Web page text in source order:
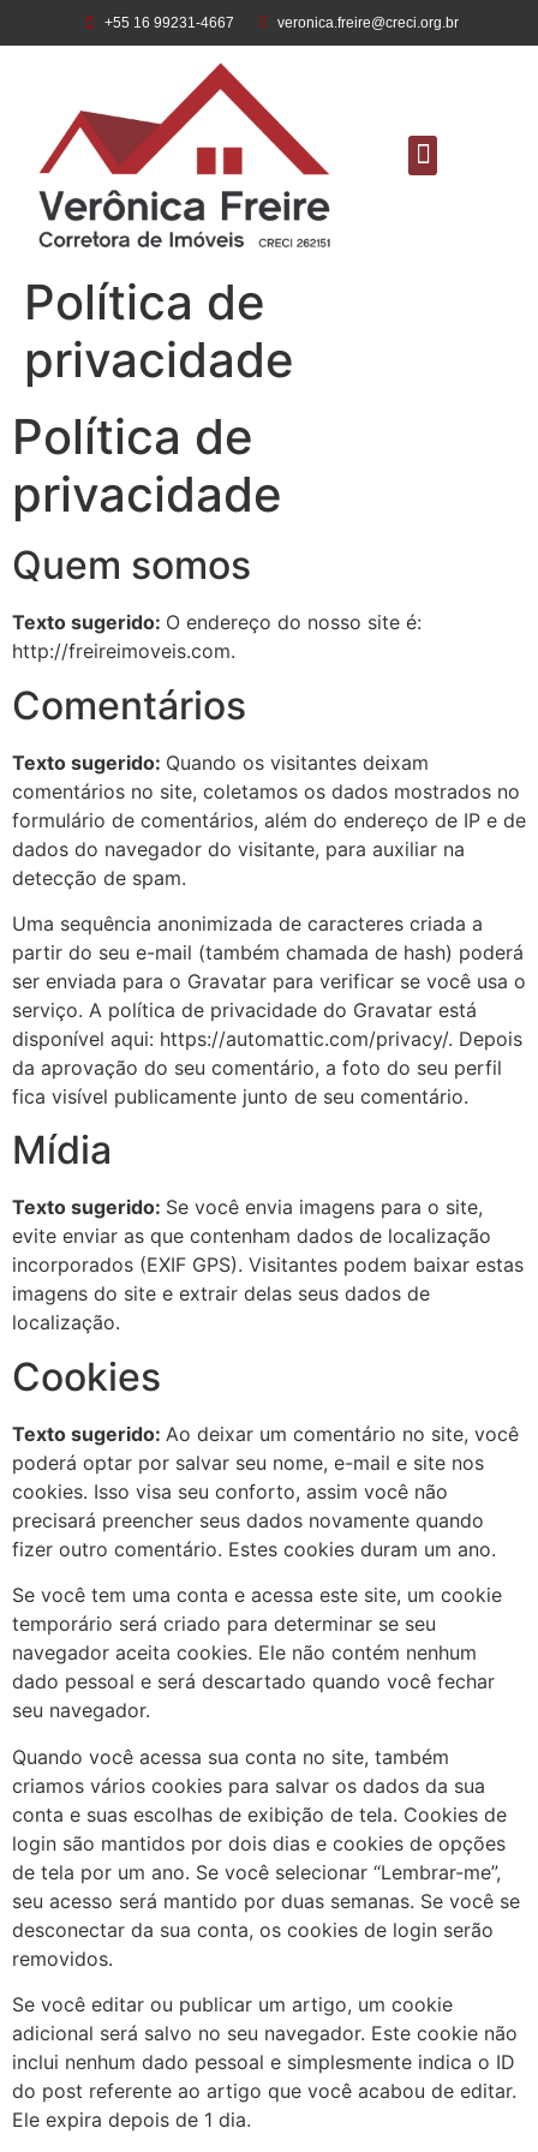
+55 16 99231-4667 veronica.freire@creci.org.br
Política de
privacidade
Política de
privacidade
Quem somos
Texto sugerido: O endereço do nosso site é:
http://freireimoveis.com.
Comentários
Texto sugerido: Quando os visitantes deixam
comentários no site, coletamos os dados mostrados no
formulário de comentários, além do endereço de IP e de
dados do navegador do visitante, para auxiliar na
detecção de spam.
Uma sequência anonimizada de caracteres criada a
partir do seu e-mail (também chamada de hash) poderá
ser enviada para o Gravatar para verificar se você usa o
serviço. A política de privacidade do Gravatar está
disponível aqui: https://automattic.com/privacy/. Depois
da aprovação do seu comentário, a foto do seu perfil
fica visível publicamente junto de seu comentário.
Mídia
Texto sugerido: Se você envia imagens para o site,
evite enviar as que contenham dados de localização
incorporados (EXIF GPS). Visitantes podem baixar estas
imagens do site e extrair delas seus dados de
localização.
Cookies
Texto sugerido: Ao deixar um comentário no site, você
poderá optar por salvar seu nome, e-mail e site nos
cookies. Isso visa seu conforto, assim você não
precisará preencher seus dados novamente quando
fizer outro comentário. Estes cookies duram um ano.
Se você tem uma conta e acessa este site, um cookie
temporário será criado para determinar se seu
navegador aceita cookies. Ele não contém nenhum
dado pessoal e será descartado quando você fechar
seu navegador.
Quando você acessa sua conta no site, também
criamos vários cookies para salvar os dados da sua
conta e suas escolhas de exibição de tela. Cookies de
login são mantidos por dois dias e cookies de opções
de tela por um ano. Se você selecionar “Lembrar-me”,
seu acesso será mantido por duas semanas. Se você se
desconectar da sua conta, os cookies de login serão
removidos.
Se você editar ou publicar um artigo, um cookie
adicional será salvo no seu navegador. Este cookie não
inclui nenhum dado pessoal e simplesmente indica o ID
do post referente ao artigo que você acabou de editar.
Ele expira depois de 1 dia.